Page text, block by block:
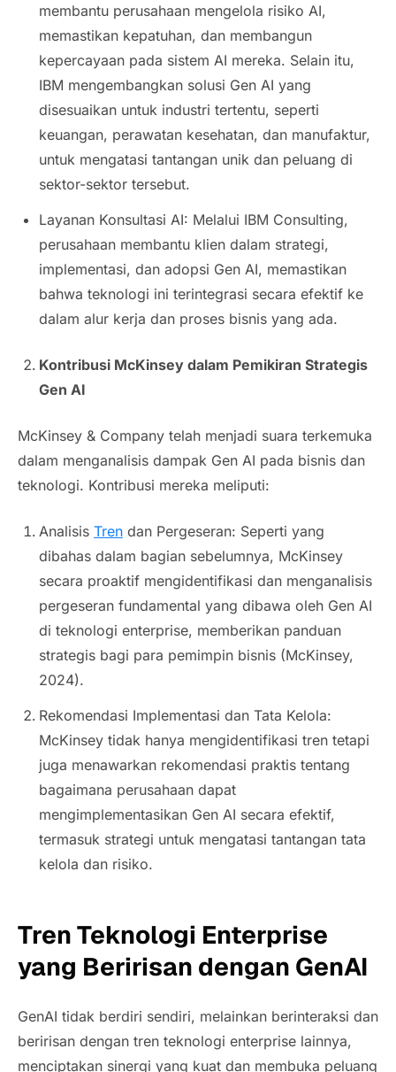
membantu perusahaan mengelola risiko AI,
memastikan kepatuhan, dan membangun
kepercayaan pada sistem AI mereka. Selain itu,
IBM mengembangkan solusi Gen AI yang
disesuaikan untuk industri tertentu, seperti
keuangan, perawatan kesehatan, dan manufaktur,
untuk mengatasi tantangan unik dan peluang di
sektor-sektor tersebut.
Layanan Konsultasi AI: Melalui IBM Consulting,
perusahaan membantu klien dalam strategi,
implementasi, dan adopsi Gen AI, memastikan
bahwa teknologi ini terintegrasi secara efektif ke
dalam alur kerja dan proses bisnis yang ada.
Kontribusi McKinsey dalam Pemikiran Strategis
Gen AI
McKinsey & Company telah menjadi suara terkemuka
dalam menganalisis dampak Gen AI pada bisnis dan
teknologi. Kontribusi mereka meliputi:
Analisis Tren dan Pergeseran: Seperti yang
dibahas dalam bagian sebelumnya, McKinsey
secara proaktif mengidentifikasi dan menganalisis
pergeseran fundamental yang dibawa oleh Gen AI
di teknologi enterprise, memberikan panduan
strategis bagi para pemimpin bisnis (McKinsey,
2024).
Rekomendasi Implementasi dan Tata Kelola:
McKinsey tidak hanya mengidentifikasi tren tetapi
juga menawarkan rekomendasi praktis tentang
bagaimana perusahaan dapat
mengimplementasikan Gen AI secara efektif,
termasuk strategi untuk mengatasi tantangan tata
kelola dan risiko.
Tren Teknologi Enterprise
yang Beririsan dengan GenAI
GenAI tidak berdiri sendiri, melainkan berinteraksi dan
beririsan dengan tren teknologi enterprise lainnya,
menciptakan sinergi yang kuat dan membuka peluang